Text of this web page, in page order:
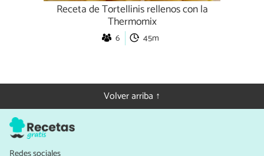
Receta de Tortellinis rellenos con la
Thermomix
6 45m
Volver arriba ↑